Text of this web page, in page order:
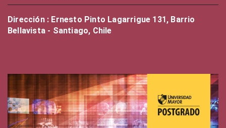
Dirección : Ernesto Pinto Lagarrigue 131, Barrio
Bellavista - Santiago, Chile